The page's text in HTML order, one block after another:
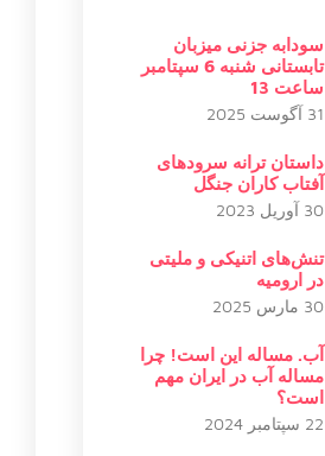
سودابه جزنی میزبان
تابستانی شنبه 6 سپتامبر
ساعت 13
31 آگوست 2025
داستان ترانه سرودهای
آفتاب کاران جنگل
30 آوریل 2023
تنش‌های اتنیکی و ملیتی
در ارومیه
30 مارس 2025
آب. مساله این است! چرا
مساله آب در ایران مهم
است؟
22 سپتامبر 2024